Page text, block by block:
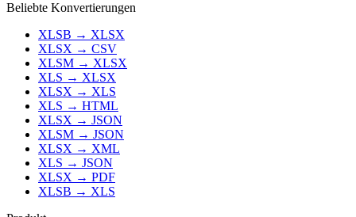
Beliebte Konvertierungen
XLSB → XLSX
XLSX → CSV
XLSM → XLSX
XLS → XLSX
XLSX → XLS
XLS → HTML
XLSX → JSON
XLSM → JSON
XLSX → XML
XLS → JSON
XLSX → PDF
XLSB → XLS